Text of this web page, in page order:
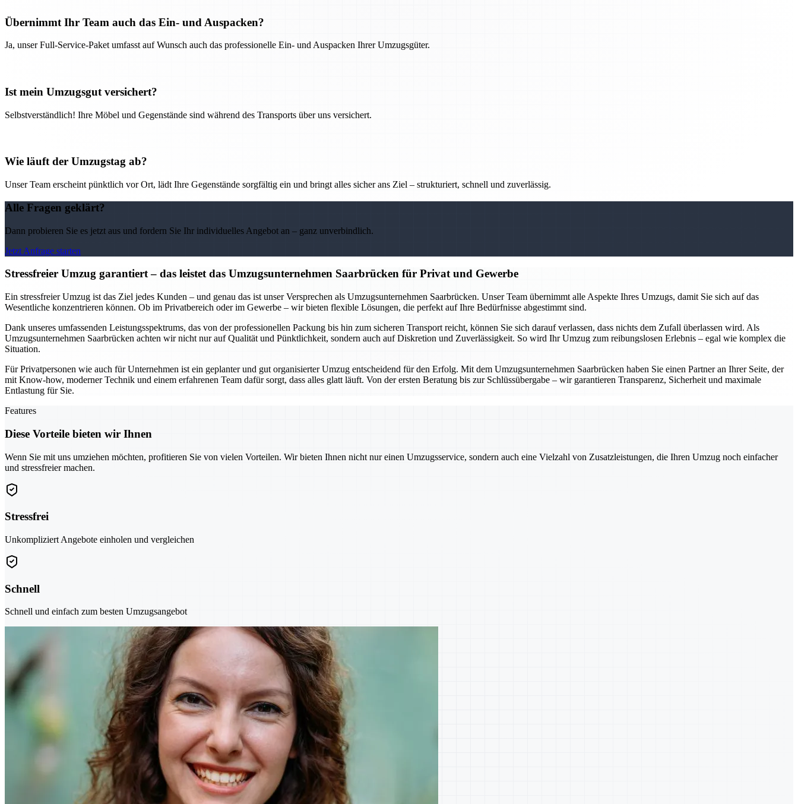
Übernimmt Ihr Team auch das Ein- und Auspacken?
Ja, unser Full-Service-Paket umfasst auf Wunsch auch das professionelle Ein- und Auspacken Ihrer Umzugsgüter.
Ist mein Umzugsgut versichert?
Selbstverständlich! Ihre Möbel und Gegenstände sind während des Transports über uns versichert.
Wie läuft der Umzugstag ab?
Unser Team erscheint pünktlich vor Ort, lädt Ihre Gegenstände sorgfältig ein und bringt alles sicher ans Ziel – strukturiert, schnell und zuverlässig.
Alle Fragen geklärt?
Dann probieren Sie es jetzt aus und fordern Sie Ihr individuelles Angebot an – ganz unverbindlich.
Jetzt Anfrage starten
Stressfreier Umzug garantiert – das leistet das Umzugsunternehmen Saarbrücken für Privat und Gewerbe
Ein stressfreier Umzug ist das Ziel jedes Kunden – und genau das ist unser Versprechen als Umzugsunternehmen Saarbrücken. Unser Team übernimmt alle Aspekte Ihres Umzugs, damit Sie sich auf das
Wesentliche konzentrieren können. Ob im Privatbereich oder im Gewerbe – wir bieten flexible Lösungen, die perfekt auf Ihre Bedürfnisse abgestimmt sind.
Dank unseres umfassenden Leistungsspektrums, das von der professionellen Packung bis hin zum sicheren Transport reicht, können Sie sich darauf verlassen, dass nichts dem Zufall überlassen wird. Als
Umzugsunternehmen Saarbrücken achten wir nicht nur auf Qualität und Pünktlichkeit, sondern auch auf Diskretion und Zuverlässigkeit. So wird Ihr Umzug zum reibungslosen Erlebnis – egal wie komplex die
Situation.
Für Privatpersonen wie auch für Unternehmen ist ein geplanter und gut organisierter Umzug entscheidend für den Erfolg. Mit dem Umzugsunternehmen Saarbrücken haben Sie einen Partner an Ihrer Seite, der
mit Know-how, moderner Technik und einem erfahrenen Team dafür sorgt, dass alles glatt läuft. Von der ersten Beratung bis zur Schlüssübergabe – wir garantieren Transparenz, Sicherheit und maximale
Entlastung für Sie.
Features
Diese Vorteile bieten wir Ihnen
Wenn Sie mit uns umziehen möchten, profitieren Sie von vielen Vorteilen. Wir bieten Ihnen nicht nur einen Umzugsservice, sondern auch eine Vielzahl von Zusatzleistungen, die Ihren Umzug noch einfacher
und stressfreier machen.
Stressfrei
Unkompliziert Angebote einholen und vergleichen
Schnell
Schnell und einfach zum besten Umzugsangebot